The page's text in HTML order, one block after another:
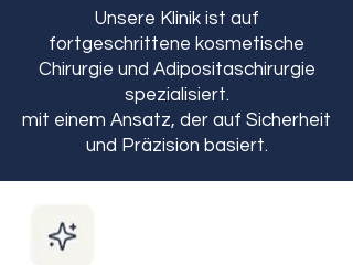
Unsere Klinik ist auf
fortgeschrittene kosmetische
Chirurgie und Adipositaschirurgie
spezialisiert.
mit einem Ansatz, der auf Sicherheit
und Präzision basiert.